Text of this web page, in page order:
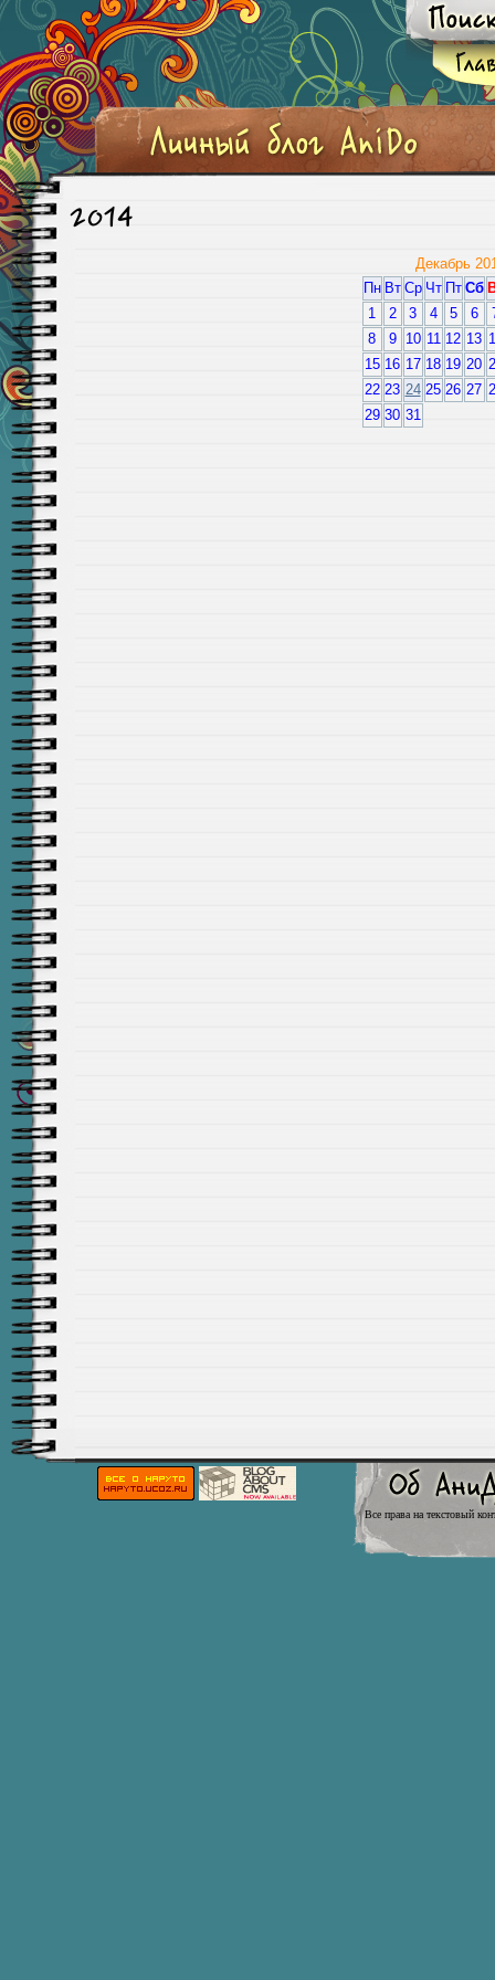
2014
Декабрь
Пн Вт Ср Чт Пт Сб
1
2 3 4 5 6
8
9 10 11 12 13
15 16 17 18 19 20
22 23 24 25 26 27
29 30 31
Все права на текстовый